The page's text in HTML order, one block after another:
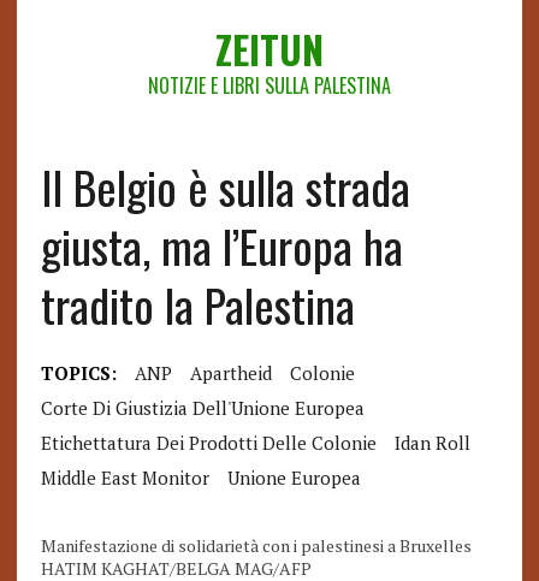
ZEITUN
NOTIZIE E LIBRI SULLA PALESTINA
Il Belgio è sulla strada
giusta, ma l’Europa ha
tradito la Palestina
TOPICS: ANP Apartheid
Colonie
Corte Di Giustizia Dell'Unione Europea
Etichettatura Dei Prodotti Delle Colonie
Idan Roll
Middle East Monitor
Unione Europea
Manifestazione di solidarietà con i palestinesi a Bruxelles
HATIM KAGHAT/BELGA MAG/AFP